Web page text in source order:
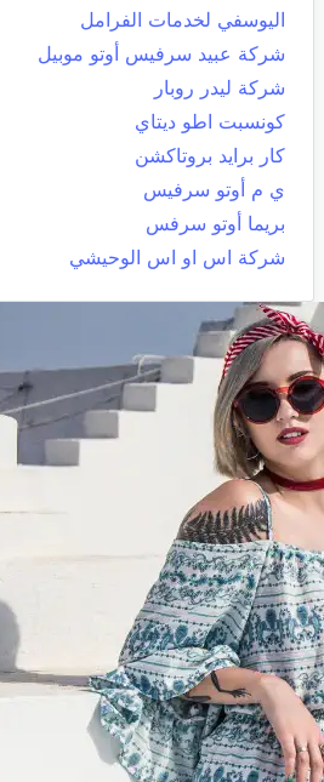
اليوسفي لخدمات الفرامل
شركة عبيد سرفيس أوتو موبيل
شركة ليدر روبار
كونسبت اطو ديتاي
كار برايد بروتاكشن
ي م أوتو سرفيس
بريما أوتو سرفس
شركة اس او اس الوحيشي